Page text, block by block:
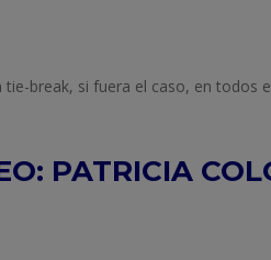
break, si fuera el caso, en todos
PATRICIA